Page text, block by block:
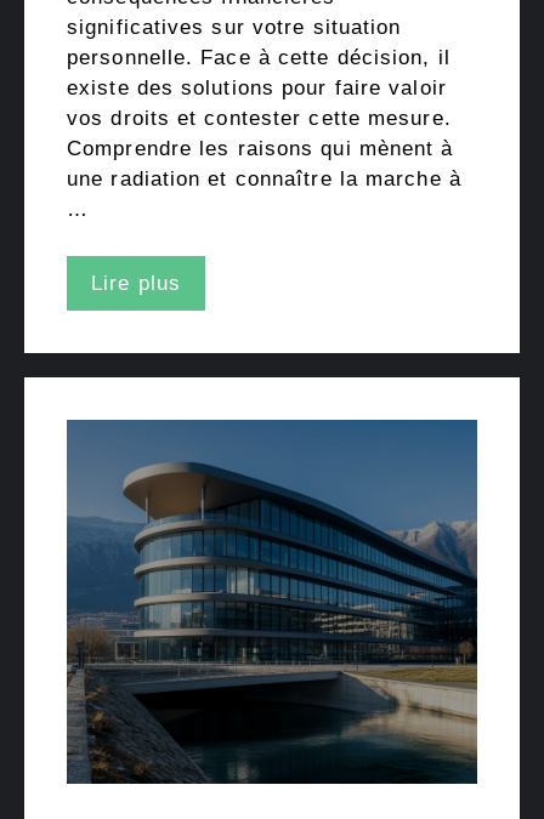
significatives sur votre situation
personnelle. Face à cette décision, il
existe des solutions pour faire valoir
vos droits et contester cette mesure.
Comprendre les raisons qui mènent à
une radiation et connaître la marche à
…
Lire plus